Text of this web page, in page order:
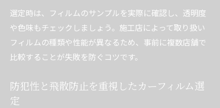
選定時は、フィルムのサンプルを実際に確認し、透明度
や色味もチェックしましょう。施工店によって取り扱い
フィルムの種類や性能が異なるため、事前に複数店舗で
比較することが失敗を防ぐコツです。
防犯性と飛散防止を重視したカーフィルム選
定